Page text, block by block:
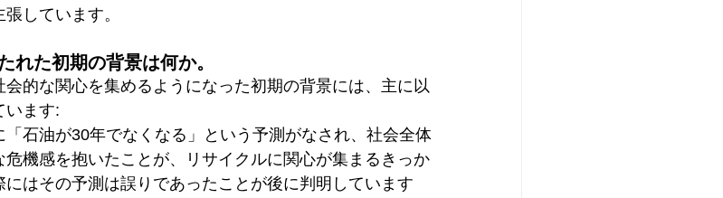
しています。
れた初期の背景は何か。
的な関心を集めるようになった初期の背景には、主に以
います:
「石油が30年でなくなる」という予測がなされ、社会全体
機感を抱いたことが、リサイクルに関心が集まるきっか
はその予測は誤りであったことが後に判明しています